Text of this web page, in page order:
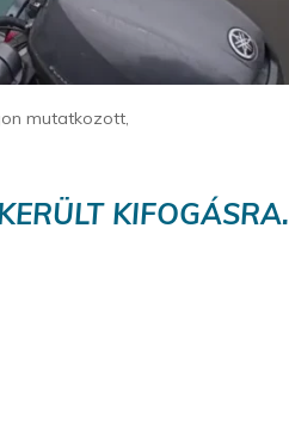
mutatkozott,
KIFOGÁSRA.